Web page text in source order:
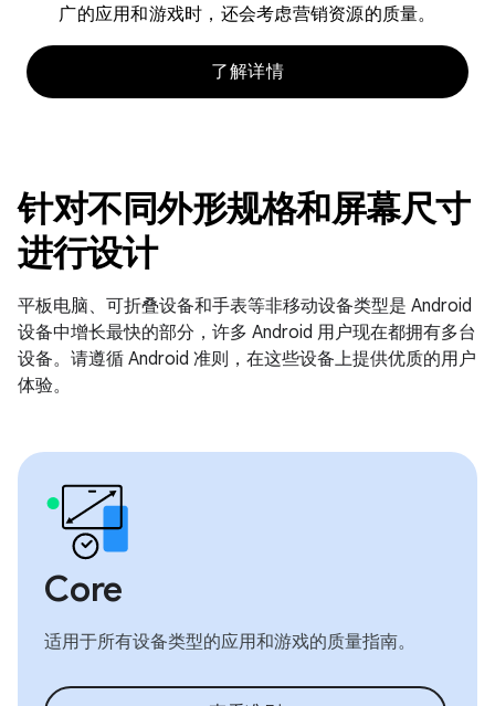
广的应用和游戏时，还会考虑营销资源的质量。
了解详情
针对不同外形规格和屏幕尺寸
进行设计
平板电脑、可折叠设备和手表等非移动设备类型是 Android
设备中增长最快的部分，许多 Android 用户现在都拥有多台
设备。请遵循 Android 准则，在这些设备上提供优质的用户
体验。
Core
适用于所有设备类型的应用和游戏的质量指南。